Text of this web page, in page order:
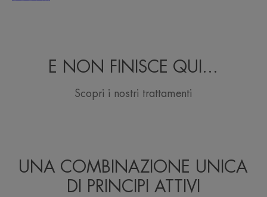
E NON FINISCE QUI...
Scopri i nostri trattamenti
UNA COMBINAZIONE UNICA
DI PRINCIPI ATTIVI